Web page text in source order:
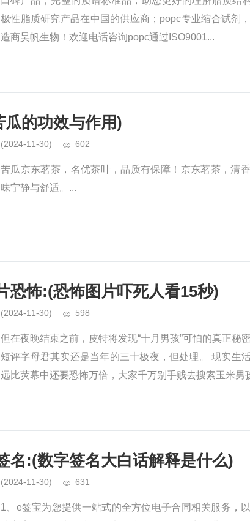
极性脂质研究产品在中国的供应商；popc专业缩合试剂
造商昊帆生物！欢迎电话咨询popc通过ISO9001...
瓜的功效与作用)
(2024-11-30) 602
苦瓜京东茗茶，名优茶叶，品质有保障！京东茗茶，清
味宁静与舒适。...
恐怖:(恐怖图片吓死人看15秒)
(2024-11-30) 598
但在夜晚结束之前，皮特将发现“十月男孩”可怕的真正秘
短评字母君其实还是当年的三十极夜，但处理。 现实生
远比荧幕中还要恐怖万倍，大家千万别手贱去搜索玉米男
名:(数字签名大白话解释是什么)
(2024-11-30) 631
1、e签宝为您提供一站式的全方位电子合同相关服务，